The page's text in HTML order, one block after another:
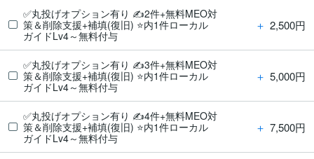
✅丸投げオプション有り ✍️2件+無料MEO対
策＆削除支援+補填(復旧) ⭐️内1件ローカル
ガイドLv4～無料付与
＋ 2,500円
✅丸投げオプション有り ✍️3件+無料MEO対
策＆削除支援+補填(復旧) ⭐️内1件ローカル
ガイドLv4～無料付与
＋ 5,000円
✅丸投げオプション有り ✍️4件+無料MEO対
策＆削除支援+補填(復旧) ⭐️内1件ローカル
ガイドLv4～無料付与
＋ 7,500円